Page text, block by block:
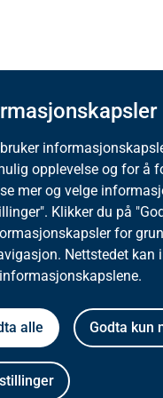
opplevelse og for å
mer og velge
Klikker du på
for
Nettstedet kan
alle Godta kun
og